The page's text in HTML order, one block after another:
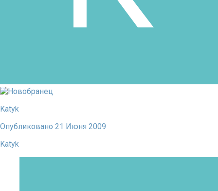
Katyk
Опубликовано 21 Июня 2009
Katyk